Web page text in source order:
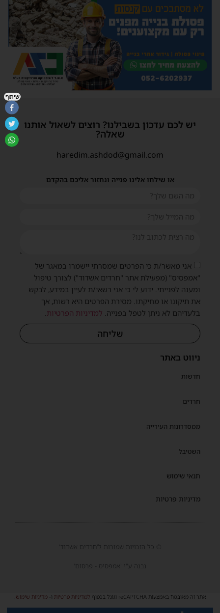
ניווט באתר
חדשות
חרדים
ממסדרונות העירייה
השטיבל
תנאי שימוש
מדיניות פרטיות
יש לכם עדכון בשבילנו? רוצים לשאול אותנו
שאלה?
haredim.ashdod@gmail.com
או שילחו אלינו פנייה ונחזור אליכם בהקדם
אני מאשר/ת כי הפרטים שמסרתי יישמרו במאגר של
"אמפסיס" (מפעילת אתר "חרדים אשדוד") לצורך טיפול
ומענה לפנייתי. ידוע לי כי אני רשאי/ת לעיין במידע, לבקש
את תיקונו או מחיקתו. מסירת הפרטים היא רשות, אך
בלעדיהם לא ניתן לטפל בפנייה. למדיניות הפרטיות
שליחה
© כל הזכויות שמורות ל'חרדים אשדוד'
נבנה ע"י 'אמפסיס - פרסום'
אתר זה מאובטח באמצעות reCAPTCHA וגוגל בכפוף למדיניות פרטיות ו-מדיניות שימוש
שיתוף